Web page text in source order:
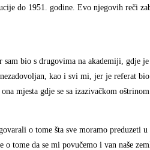
do 1951. godine. Evo njegovih reči
sam bio s drugovima na akademiji, gdje
kao i svi mi, jer je referat
mjesta gdje se sa izazivačkom
o tome šta sve moramo preduzeti u
tome da se mi povučemo i van naše